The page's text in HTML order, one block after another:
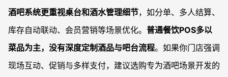
酒吧系统更重视桌台和酒水管理细节，如分单、多人结算、
库存自动联动、会员营销等场景优化。 普通餐饮POS多以
菜品为主，没有深度定制酒品与吧台流程。如果你门店强调
现场互动、促销与多样支付，建议选购专为酒吧场景开发的